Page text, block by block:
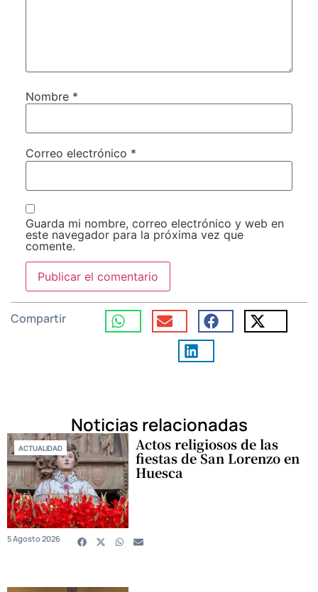
Nombre *
Correo electrónico *
Guarda mi nombre, correo electrónico y web en
este navegador para la próxima vez que
comente.
Compartir
Noticias relacionadas
ACTUALIDAD Actos religiosos de las
fiestas de San Lorenzo en
Huesca
5 Agosto 2026